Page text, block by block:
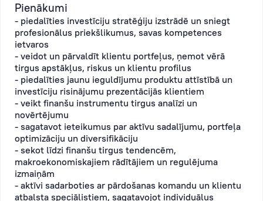
Pienākumi
- piedalīties investīciju stratēģiju izstrādē un sniegt
profesionālus priekšlikumus, savas kompetences
ietvaros
- veidot un pārvaldīt klientu portfeļus, ņemot vērā
tirgus apstākļus, riskus un klientu profilus
- piedalīties jaunu ieguldījumu produktu attīstībā un
investīciju risinājumu prezentācijās klientiem
- veikt finanšu instrumentu tirgus analīzi un
novērtējumu
- sagatavot ieteikumus par aktīvu sadalījumu, portfeļa
optimizāciju un diversifikāciju
- sekot līdzi finanšu tirgus tendencēm,
makroekonomiskajiem rādītājiem un regulējuma
izmaiņām
- aktīvi sadarboties ar pārdošanas komandu un klientu
atbalsta speciālistiem, sagatavojot individuālus